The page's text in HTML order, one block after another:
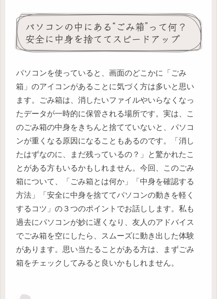
パソコンの中にある“ごみ箱”って何？
安全に中身を捨ててスピードアップ
パソコンを使っていると、画面のどこかに「ごみ
箱」のアイコンがあることに気づく方は多いと思い
ます。ごみ箱は、消したいファイルやいらなくなっ
たデータが一時的に保管される場所です。実は、こ
のごみ箱の中身をきちんと捨てていないと、パソコ
ンが重くなる原因になることもあるのです。「消し
たはずなのに、まだ残っているの？」と驚かれたこ
とがある方もいるかもしれません。今回、このごみ
箱について、「ごみ箱とは何か」「中身を確認する
方法」「安全に中身を捨ててパソコンの動きを軽く
するコツ」の３つのポイントでお話しします。私も
過去にパソコンが妙に遅くなり、友人のアドバイス
でごみ箱を空にしたら、スムーズに動き出した体験
があります。思い当たることがある方は、まずごみ
箱をチェックしてみると良いかもしれません。